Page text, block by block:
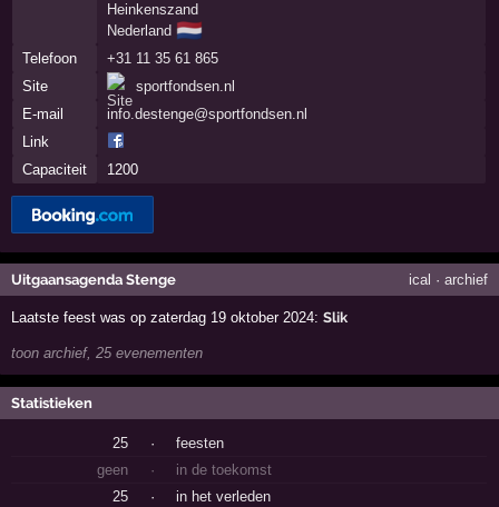
Heinkenszand
Nederland 🇳🇱
Telefoon
+31 11 35 61 865
Site
sportfondsen.nl
E-mail
info.destenge@sportfondsen.nl
Link
Capaciteit
1200
Uitgaansagenda Stenge ical · archief
Laatste feest was op zaterdag 19 oktober 2024:Slik
toon archief, 25 evenementen
Statistieken
25 ·
feesten
geen
·
in de toekomst
25
·
in het verleden